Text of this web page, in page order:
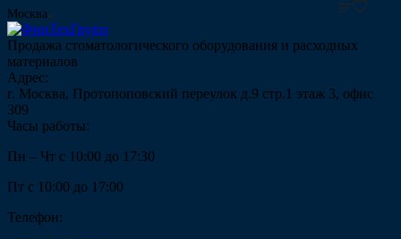
Москва
Продажа стоматологического оборудования и расходных
материалов
Адрес:
г. Москва, Протопоповский переулок д.9 стр.1 этаж 3, офис
309
Часы работы:
Пн – Чт с 10:00 до 17:30
Пт с 10:00 до 17:00
Телефон: